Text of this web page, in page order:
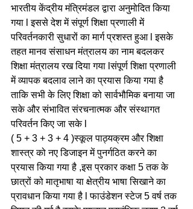
भारतीय केंद्रीय मंत्रिमंडल द्वारा अनुमोदित किया
गया l इससे देश में संपूर्ण शिक्षा प्रणाली में
परिवर्तनकारी सुधारों का मार्ग प्रशस्त हुआ l इसके
तहत मानव संसाधन मंत्रालय का नाम बदलकर
शिक्षा मंत्रालय रख दिया गया lसंपूर्ण शिक्षा प्रणाली
में व्यापक बदलाव लाने का प्रयास किया गया है
ताकि सभी के लिए शिक्षा को सार्वभौमिक बनाया जा
सके और संभावित संरचनात्मक और संस्थागत
परिवर्तन किए जा सके l
( 5 + 3 + 3 + 4 )स्कूल पाठ्यक्रम और शिक्षा
शास्त्र को नए डिजाइन में पुनर्गठित करने का
प्रयास किया गया है ,इस प्रकार कक्षा 5 तक के
छात्रों को मातृभाषा या क्षेत्रीय भाषा सिखाने का
प्रावधान किया गया है l फाउंडेशन स्टेज 5 वर्ष तक